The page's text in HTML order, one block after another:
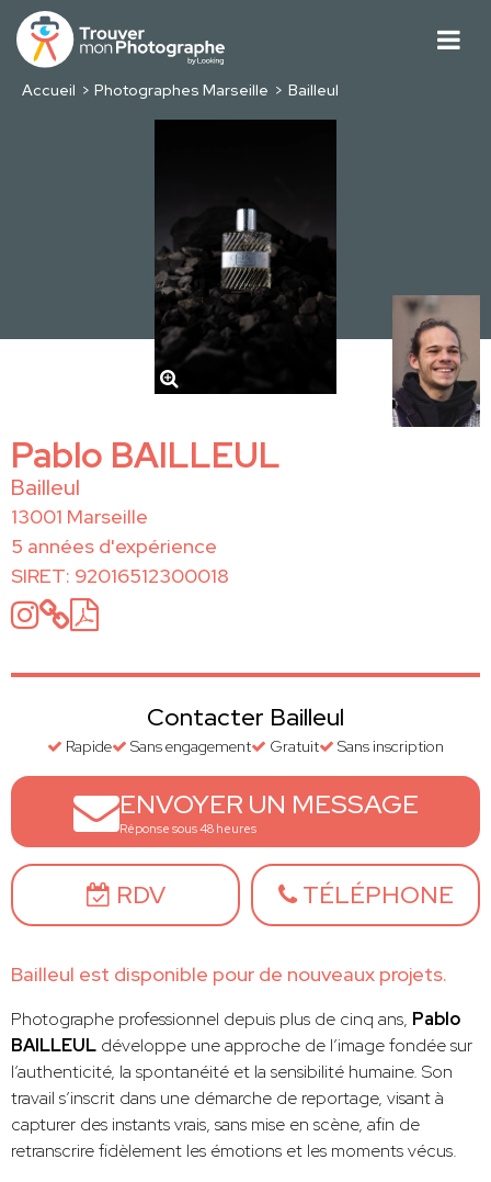
Accueil Photographes Marseille Bailleul
Pablo BAILLEUL
Bailleul
13001 Marseille
5 années d'expérience
SIRET: 92016512300018
Contacter Bailleul
Rapide Sans engagement Gratuit Sans inscription
ENVOYER UN MESSAGE
Réponse sous 48 heures
RDV TÉLÉPHONE
Bailleul est disponible pour de nouveaux projets.
Photographe professionnel depuis plus de cinq ans, Pablo
BAILLEUL développe une approche de l’image fondée sur
l’authenticité, la spontanéité et la sensibilité humaine. Son
travail s’inscrit dans une démarche de reportage, visant à
capturer des instants vrais, sans mise en scène, afin de
retranscrire fidèlement les émotions et les moments vécus.